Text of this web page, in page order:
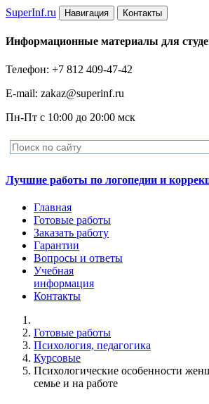
SuperInf.ru Навигация Контакты
Информационные материалы для
Телефон: +7 812 409-47-42
E-mail: zakaz@superinf.ru
Пн-Пт с 10:00 до 20:00 мск
Лучшие работы по логопедии и
Главная
Готовые работы
Заказать работу
Гарантии
Вопросы и ответы
Учебная
информация
Контакты
Готовые работы
Психология, педагогика
Курсовые
Психологические особенности
семье и на работе